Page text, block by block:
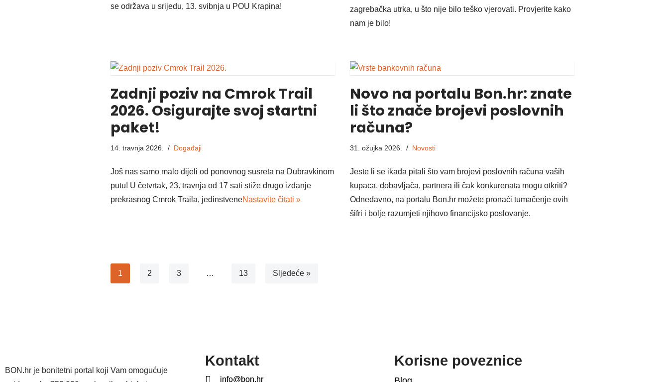
se održava u srijedu, 13. svibnja u POU Krapina!
zagrebačka utrka, u što nije bilo teško vjerovati. Provjerite kako
nam je bilo!
Zadnji poziv na Cmrok Trail
2026. Osigurajte svoj startni
paket!
14. travnja 2026. Događaji
Još nas samo malo dijeli od ponovnog susreta na Dubravkinom
putu! U četvrtak, 23. travnja od 17 sati stiže drugo izdanje
prekrasnog Cmrok Traila, jedinstveneNastavite čitati »
Novo na portalu Bon.hr: znate
li što znače brojevi poslovnih
računa?
31. ožujka 2026. Novosti
Jeste li se ikada pitali što vam brojevi poslovnih računa vaših
kupaca, dobavljača, partnera ili čak konkurenata mogu otkriti?
Odnedavno, na portalu Bon.hr možete pronaći tumačenje ovih
šifri i bolje razumjeti njihovo financijsko poslovanje.
1 2 3 … 13 Sljedeće »
BON.hr je bonitetni portal koji Vam omogućuje
Kontakt
info@bon.hr
Korisne poveznice